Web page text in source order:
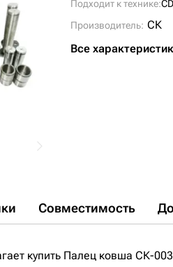
Подходит к технике:
Производитель: СК
Все
Совместимость
купить Палец ковша СК-